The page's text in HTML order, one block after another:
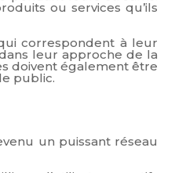
ou services qu’ils
correspondent à leur
leur approche de la
doivent également être
public.
un puissant réseau